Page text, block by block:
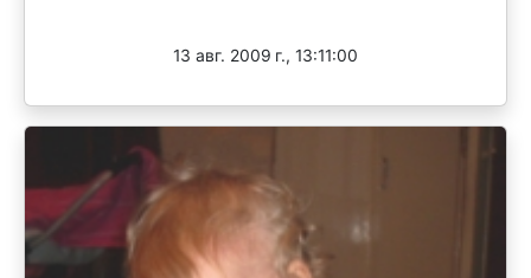
13 авг. 2009 г., 13:11:00